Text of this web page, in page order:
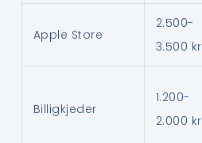
Apple Store
2.500-
3.500 kr
Billigkjeder
1.200-
2.000 kr